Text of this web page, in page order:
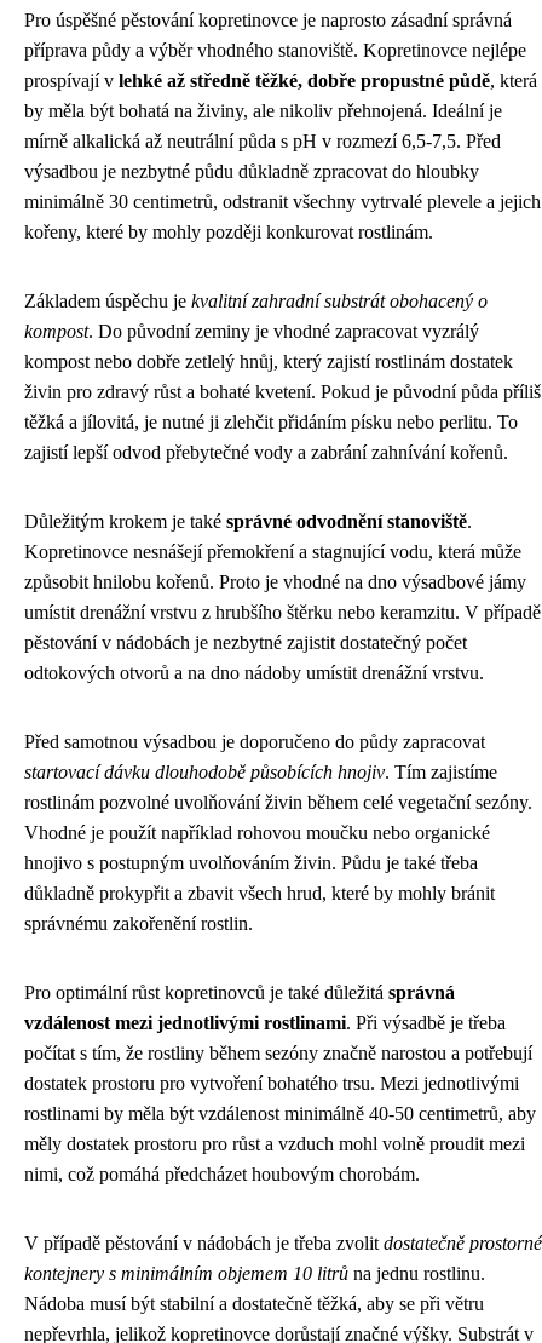
Pro úspěšné pěstování kopretinovce je naprosto zásadní správná
příprava půdy a výběr vhodného stanoviště. Kopretinovce nejlépe
prospívají v lehké až středně těžké, dobře propustné půdě, která
by měla být bohatá na živiny, ale nikoliv přehnojená. Ideální je
mírně alkalická až neutrální půda s pH v rozmezí 6,5-7,5. Před
výsadbou je nezbytné půdu důkladně zpracovat do hloubky
minimálně 30 centimetrů, odstranit všechny vytrvalé plevele a jejich
kořeny, které by mohly později konkurovat rostlinám.
Základem úspěchu je kvalitní zahradní substrát obohacený o
kompost. Do původní zeminy je vhodné zapracovat vyzrálý
kompost nebo dobře zetlelý hnůj, který zajistí rostlinám dostatek
živin pro zdravý růst a bohaté kvetení. Pokud je původní půda příliš
těžká a jílovitá, je nutné ji zlehčit přidáním písku nebo perlitu. To
zajistí lepší odvod přebytečné vody a zabrání zahnívání kořenů.
Důležitým krokem je také správné odvodnění stanoviště.
Kopretinovce nesnášejí přemokření a stagnující vodu, která může
způsobit hnilobu kořenů. Proto je vhodné na dno výsadbové jámy
umístit drenážní vrstvu z hrubšího štěrku nebo keramzitu. V případě
pěstování v nádobách je nezbytné zajistit dostatečný počet
odtokových otvorů a na dno nádoby umístit drenážní vrstvu.
Před samotnou výsadbou je doporučeno do půdy zapracovat
startovací dávku dlouhodobě působících hnojiv. Tím zajistíme
rostlinám pozvolné uvolňování živin během celé vegetační sezóny.
Vhodné je použít například rohovou moučku nebo organické
hnojivo s postupným uvolňováním živin. Půdu je také třeba
důkladně prokypřit a zbavit všech hrud, které by mohly bránit
správnému zakořenění rostlin.
Pro optimální růst kopretinovců je také důležitá správná
vzdálenost mezi jednotlivými rostlinami. Při výsadbě je třeba
počítat s tím, že rostliny během sezóny značně narostou a potřebují
dostatek prostoru pro vytvoření bohatého trsu. Mezi jednotlivými
rostlinami by měla být vzdálenost minimálně 40-50 centimetrů, aby
měly dostatek prostoru pro růst a vzduch mohl volně proudit mezi
nimi, což pomáhá předcházet houbovým chorobám.
V případě pěstování v nádobách je třeba zvolit dostatečně prostorné
kontejnery s minimálním objemem 10 litrů na jednu rostlinu.
Nádoba musí být stabilní a dostatečně těžká, aby se při větru
nepřevrhla, jelikož kopretinovce dorůstají značné výšky. Substrát v